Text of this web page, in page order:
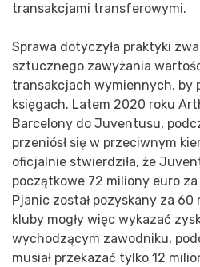
transakcjami transferowymi.
Sprawa dotyczyła praktyki
sztucznego zawyżania
transakcjach wymiennych, by
księgach. Latem 2020 roku
Barcelony do Juventusu,
przeniósł się w przeciwnym
oficjalnie stwierdziła, że
początkowe 72 miliony euro
Pjanic został pozyskany za 60
kluby mogły więc wykazać
wychodzącym zawodniku,
musiał przekazać tylko 12